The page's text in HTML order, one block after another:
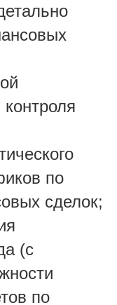
по
сделок;
(с
по